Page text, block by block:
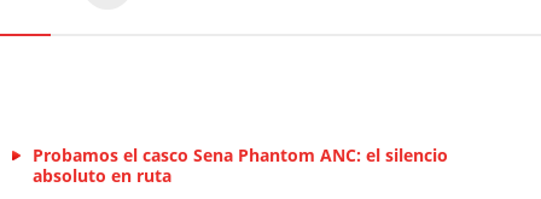
Probamos el casco Sena Phantom ANC: el silencio
absoluto en ruta